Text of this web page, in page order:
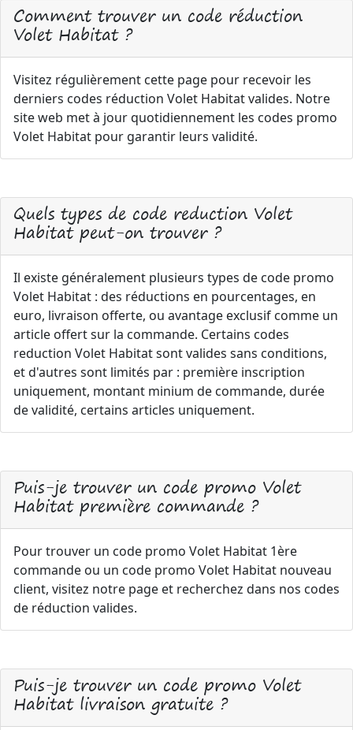
Comment trouver un code réduction
Volet Habitat ?
Visitez régulièrement cette page pour recevoir les
derniers codes réduction Volet Habitat valides. Notre
site web met à jour quotidiennement les codes promo
Volet Habitat pour garantir leurs validité.
Quels types de code reduction Volet
Habitat peut-on trouver ?
Il existe généralement plusieurs types de code promo
Volet Habitat : des réductions en pourcentages, en
euro, livraison offerte, ou avantage exclusif comme un
article offert sur la commande. Certains codes
reduction Volet Habitat sont valides sans conditions,
et d'autres sont limités par : première inscription
uniquement, montant minium de commande, durée
de validité, certains articles uniquement.
Puis-je trouver un code promo Volet
Habitat première commande ?
Pour trouver un code promo Volet Habitat 1ère
commande ou un code promo Volet Habitat nouveau
client, visitez notre page et recherchez dans nos codes
de réduction valides.
Puis-je trouver un code promo Volet
Habitat livraison gratuite ?